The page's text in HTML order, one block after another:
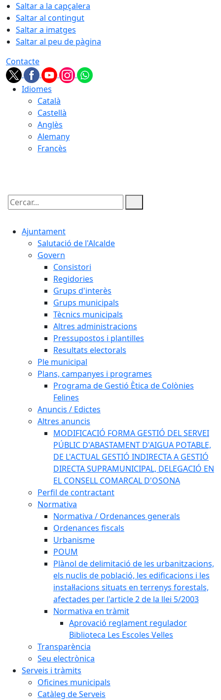
Saltar a la capçalera
Saltar al contingut
Saltar a imatges
Saltar al peu de pàgina
Contacte
Idiomes
Català
Castellà
Anglès
Alemany
Francès
Cercar:
Ajuntament
Salutació de l'Alcalde
Govern
Consistori
Regidories
Grups d'interès
Grups municipals
Tècnics municipals
Altres administracions
Pressupostos i plantilles
Resultats electorals
Ple municipal
Plans, campanyes i programes
Programa de Gestió Ètica de Colònies
Felines
Anuncis / Edictes
Altres anuncis
MODIFICACIÓ FORMA GESTIÓ DEL SERVEI
PÚBLIC D'ABASTAMENT D'AIGUA POTABLE,
DE L'ACTUAL GESTIÓ INDIRECTA A GESTIÓ
DIRECTA SUPRAMUNICIPAL, DELEGACIÓ EN
EL CONSELL COMARCAL D'OSONA
Perfil de contractant
Normativa
Normativa / Ordenances generals
Ordenances fiscals
Urbanisme
POUM
Plànol de delimitació de les urbanitzacions,
els nuclis de població, les edificacions i les
instal·lacions situats en terrenys forestals,
afectades per l'article 2 de la llei 5/2003
Normativa en tràmit
Aprovació reglament regulador
Biblioteca Les Escoles Velles
Transparència
Seu electrònica
Serveis i tràmits
Oficines municipals
Catàleg de Serveis